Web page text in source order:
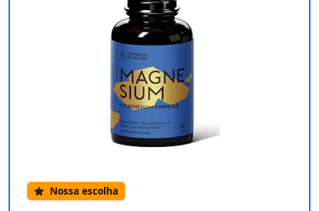
Nossa escolha